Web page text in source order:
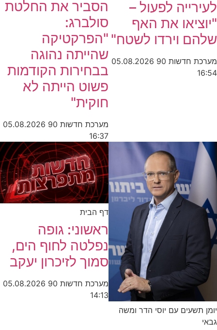
לפעול –
את האף
וירדו לשטח"
חדשות 90
05.08.2026
הסביר את החלטת
סולברג:
"הפרקטיקה
שהייתה נהוגה
בבחירות הקודמות
פשוט הייתה לא
חוקית"
מערכת חדשות 90
05.08.2026
עם יוסי הדר ומשה
דף הבית
ראשוני: גופה
נפלטה לחוף הים,
סמוך לזיכרון יעקב
מערכת חדשות 90
05.08.2026
14:13